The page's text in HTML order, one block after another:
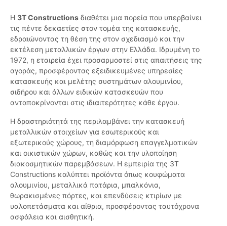
Η 3T Constructions διαθέτει μια πορεία που υπερβαίνει
τις πέντε δεκαετίες στον τομέα της κατασκευής,
εδραιώνοντας τη θέση της στον σχεδιασμό και την
εκτέλεση μεταλλικών έργων στην Ελλάδα. Ιδρυμένη το
1972, η εταιρεία έχει προσαρμοστεί στις απαιτήσεις της
αγοράς, προσφέροντας εξειδικευμένες υπηρεσίες
κατασκευής και μελέτης συστημάτων αλουμινίου,
σιδήρου και άλλων ειδικών κατασκευών που
ανταποκρίνονται στις ιδιαιτερότητες κάθε έργου.
Η δραστηριότητά της περιλαμβάνει την κατασκευή
μεταλλικών στοιχείων για εσωτερικούς και
εξωτερικούς χώρους, τη διαμόρφωση επαγγελματικών
και οικιστικών χώρων, καθώς και την υλοποίηση
διακοσμητικών παρεμβάσεων. Η εμπειρία της 3T
Constructions καλύπτει προϊόντα όπως κουφώματα
αλουμινίου, μεταλλικά πατάρια, μπαλκόνια,
θωρακισμένες πόρτες, και επενδύσεις κτιρίων με
υαλοπετάσματα και αίθρια, προσφέροντας ταυτόχρονα
ασφάλεια και αισθητική.